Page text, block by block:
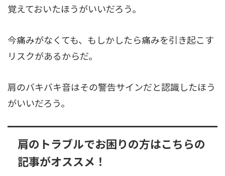
覚えておいたほうがいいだろう。
今痛みがなくても、もしかしたら痛みを引き起こす
リスクがあるからだ。
肩のバキバキ音はその警告サインだと認識したほう
がいいだろう。
肩のトラブルでお困りの方はこちらの
記事がオススメ！